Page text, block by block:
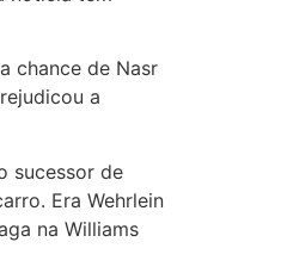
chance de Nasr
a
sucessor de
Era Wehrlein
na Williams